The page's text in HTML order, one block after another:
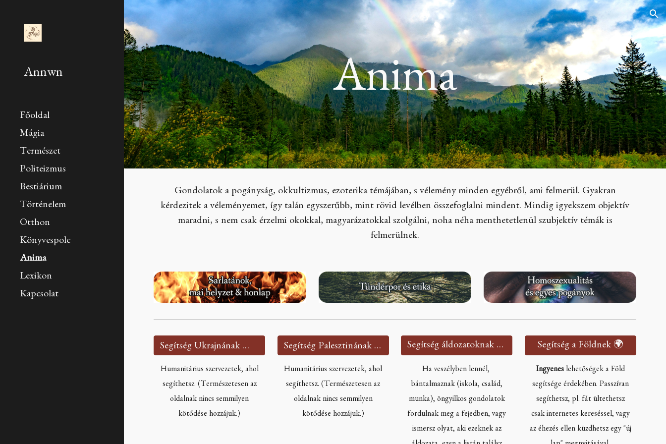
Skip to main content Skip to navigation
Annwn
Főoldal
Mágia
Természet
Politeizmus
Bestiárium
Történelem
Otthon
Könyvespolc
Anima
Lexikon
Kapcsolat
Anima
Gondolatok a pogányság, okkultizmus, ezoterika témájában, s vélemény minden egyébről, ami felmerül. Gyakran
kérdezitek a véleményemet, így talán egyszerűbb, mint rövid levélben összefoglalni mindent. Mindig igyekszem objektív
maradni, s nem csak érzelmi okokkal, magyarázatokkal szolgálni, noha néha menthetetlenül szubjektív témák is
felmerülnek.
Segítség Ukrajnának 🇺🇦
Humanitárius szervezetek, ahol
segíthetsz. (Természetesen az
oldalnak nincs semmilyen
kötődése hozzájuk.)
Segítség Palesztinának 🇵🇸
Humanitárius szervezetek, ahol
segíthetsz. (Természetesen az
oldalnak nincs semmilyen
kötődése hozzájuk.)
Segítség áldozatoknak 🫂
Ha veszélyben lennél,
bántalmaznak (iskola, család,
munka), öngyilkos gondolatok
fordulnak meg a fejedben, vagy
ismersz olyat, aki ezeknek az
Segítség a Földnek 🌍
Ingyenes lehetőségek a Föld
segítsége érdekében. Passzívan
segíthetsz, pl. fát ültethetsz
csak internetes kereséssel, vagy
az éhezés ellen küzdhetsz egy "új